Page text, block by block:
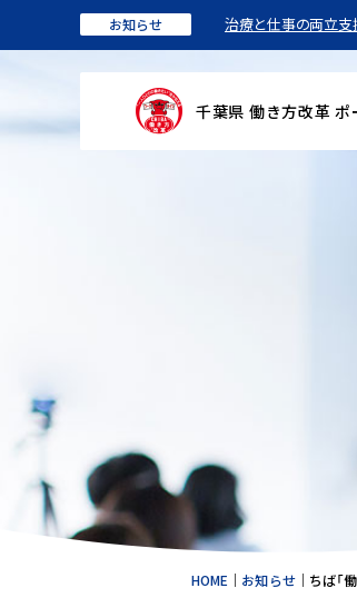
お知らせ 治療と仕事の両立
千葉県 働き方改革 ポ
HOME ｜ お知らせ｜ ちば「